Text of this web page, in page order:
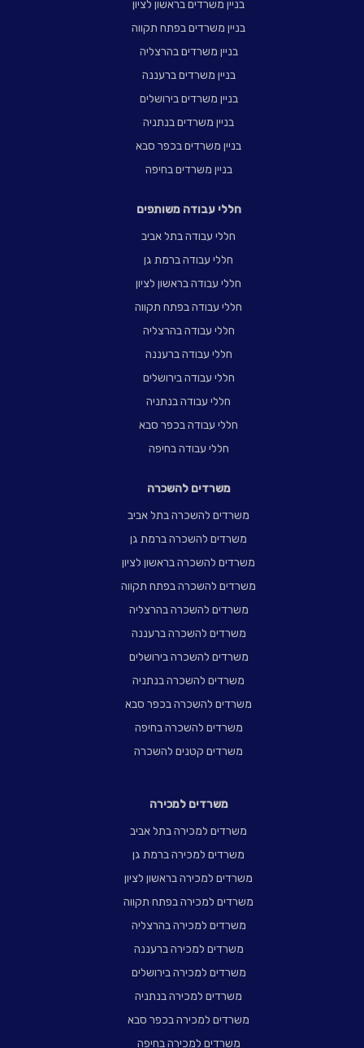
בניין משרדים בראשון לציון
בניין משרדים בפתח תקווה
בניין משרדים בהרצליה
בניין משרדים ברעננה
בניין משרדים בירושלים
בניין משרדים בנתניה
בניין משרדים בכפר סבא
בניין משרדים בחיפה
חללי עבודה משותפים
חללי עבודה בתל אביב
חללי עבודה ברמת גן
חללי עבודה בראשון לציון
חללי עבודה בפתח תקווה
חללי עבודה בהרצליה
חללי עבודה ברעננה
חללי עבודה בירושלים
חללי עבודה בנתניה
חללי עבודה בכפר סבא
חללי עבודה בחיפה
משרדים להשכרה
משרדים להשכרה בתל אביב
משרדים להשכרה ברמת גן
משרדים להשכרה בראשון לציון
משרדים להשכרה בפתח תקווה
משרדים להשכרה בהרצליה
משרדים להשכרה ברעננה
משרדים להשכרה בירושלים
משרדים להשכרה בנתניה
משרדים להשכרה בכפר סבא
משרדים להשכרה בחיפה
משרדים קטנים להשכרה
משרדים למכירה
משרדים למכירה בתל אביב
משרדים למכירה ברמת גן
משרדים למכירה בראשון לציון
משרדים למכירה בפתח תקווה
משרדים למכירה בהרצליה
משרדים למכירה ברעננה
משרדים למכירה בירושלים
משרדים למכירה בנתניה
משרדים למכירה בכפר סבא
משרדים למכירה בחיפה